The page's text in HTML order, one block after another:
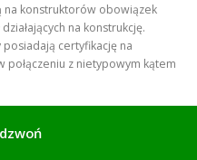
na konstruktorów obowiązek
na konstrukcję.
certyfikację na
z nietypowym kątem
„szyte na miarę”.